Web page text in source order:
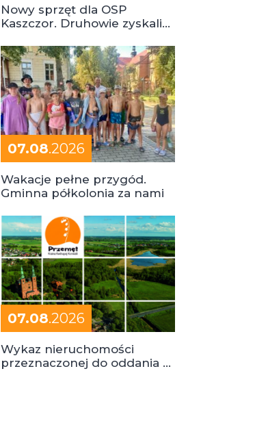
Nowy sprzęt dla OSP
Kaszczor. Druhowie zyskali
07.08.2026
Wakacje pełne przygód.
Gminna półkolonia za nami
07.08.2026
Wykaz nieruchomości
przeznaczonej do oddania w